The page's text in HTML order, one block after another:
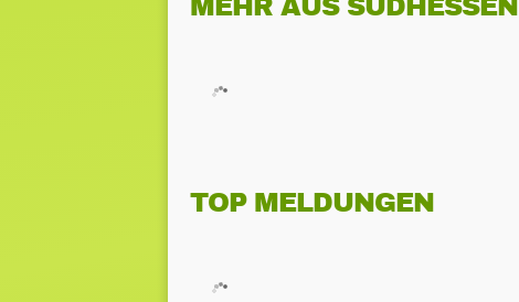
MEHR AUS SÜDHESSEN
TOP MELDUNGEN